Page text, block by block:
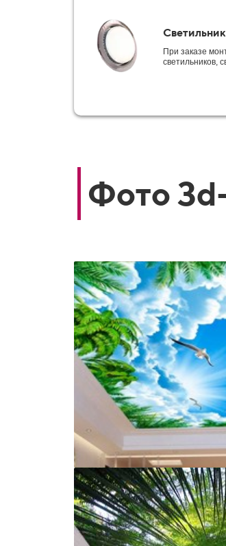
При заказе
светильников,
Фото